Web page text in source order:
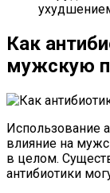
Как
мужскую
Использование
влияние на
в целом.
антибиотики